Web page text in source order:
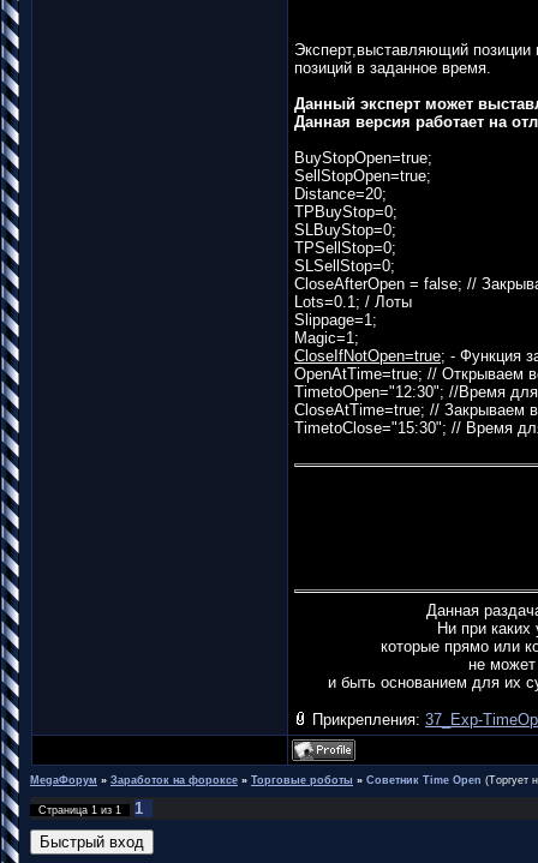
Эксперт,выставляющий
позиций в заданное время.
Данный эксперт может
Данная версия работает на
BuyStopOpen=true;
SellStopOpen=true;
Distance=20;
TPBuyStop=0;
SLBuyStop=0;
TPSellStop=0;
SLSellStop=0;
CloseAfterOpen = false; //
Lots=0.1; / Лоты
Slippage=1;
Magic=1;
CloseIfNotOpen=true; - Функция
OpenAtTime=true; // Открываем
TimetoOpen="12:30"; //Время
CloseAtTime=true; // Закрываем
TimetoClose="15:30"; // Время
Данная
Ни при каких
которые прямо или
не может
и быть основанием для их
Прикрепления: 37_Exp-
MegaФорум » Заработок на фороксе » Торговые роботы » Советник Time Open (Tоргует
Страница 1 из 1 1